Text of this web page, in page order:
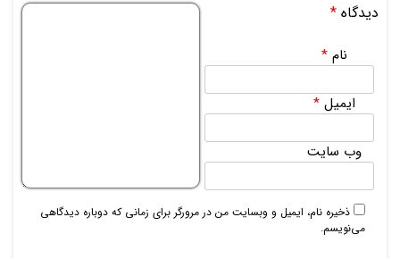
دیدگاه *
نام*
ایمیل*
وب‌ سایت
ذخیره نام، ایمیل و وبسایت من در مرورگر برای زمانی که دوباره دیدگاهی
می‌نویسم.